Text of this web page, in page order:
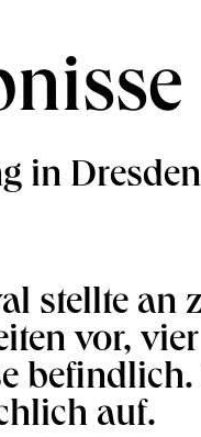
in
stellte an
vor,
befindlich.
auf.